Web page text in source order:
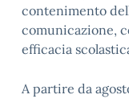
contenimento
comunicazione,
efficacia
A partire da